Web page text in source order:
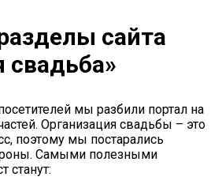
сайта
мы разбили портал на
Организация свадьбы – это
поэтому мы постарались
Самыми полезными
станут: